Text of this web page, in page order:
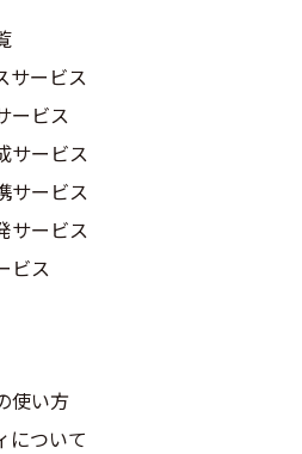
サービス
ービス
サービス
サービス
サービス
ビス
使い方
について